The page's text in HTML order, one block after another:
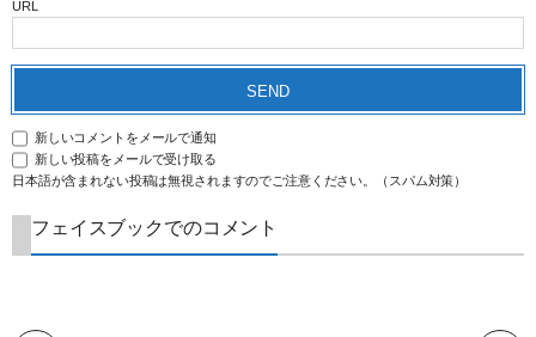
URL
新しいコメントをメールで通知
新しい投稿をメールで受け取る
日本語が含まれない投稿は無視されますのでご注意ください。（スパム対策）
フェイスブックでのコメント